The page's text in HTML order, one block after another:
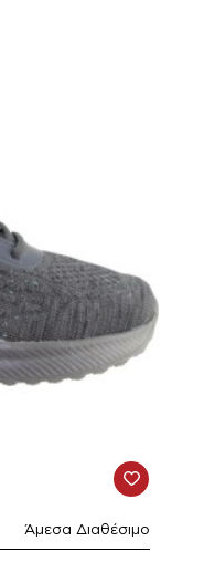
Άμεσα Διαθέσιμο